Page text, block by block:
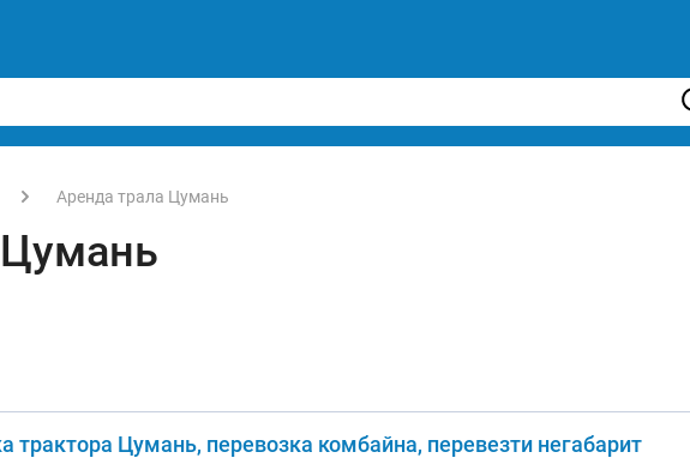
Аренда трала Цумань
трактора Цумань, перевозка комбайна, перевезти негабарит